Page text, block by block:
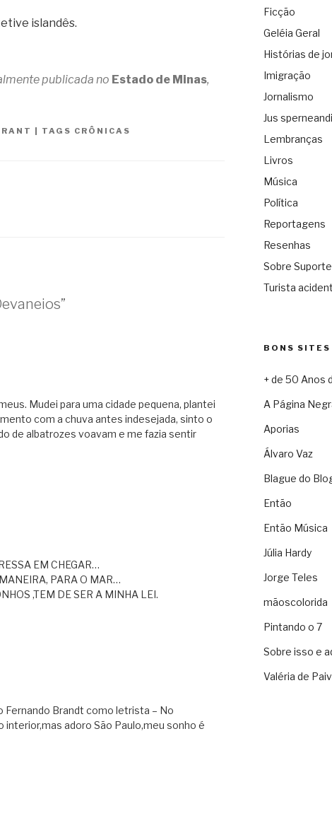
islandês.
publicada no Estado de Minas,
| TAGS CRÔNICAS
Mudei para uma cidade pequena, plantei
com a chuva antes indesejada, sinto o
de albatrozes voavam e me fazia sentir
EM CHEGAR…
PARA O MAR…
,TEM DE SER A MINHA LEI.
Fernando Brandt como letrista – No
interior,mas adoro São Paulo,meu sonho é
Ficção
Geléia Geral
Histórias de
Imigração
Jornalismo
Jus sperneandi
Lembranças
Livros
Música
Política
Reportagens
Resenhas
Sobre
Turista
BONS SITES
+ de 50 Anos
A Página
Aporias
Álvaro Vaz
Blague do
Então
Então Música
Júlia Hardy
Jorge Teles
mãoscolorida
Pintando o 7
Sobre isso e
Valéria de